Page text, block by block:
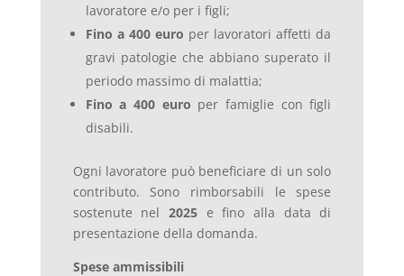
lavoratore e/o per i figli;
Fino a 400 euro per lavoratori affetti da
gravi patologie che abbiano superato il
periodo massimo di malattia;
Fino a 400 euro per famiglie con figli
disabili.
Ogni lavoratore può beneficiare di un solo
contributo. Sono rimborsabili le spese
sostenute nel 2025e fino alla data di
presentazione della domanda.
Spese ammissibili